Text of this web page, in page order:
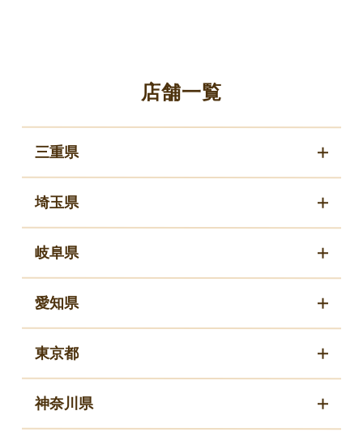
店舗一覧
三重県
埼玉県
岐阜県
愛知県
東京都
神奈川県